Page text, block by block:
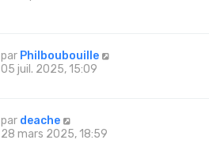
par Philboubouille
05 juil. 2025, 15:09
par deache
28 mars 2025, 18:59